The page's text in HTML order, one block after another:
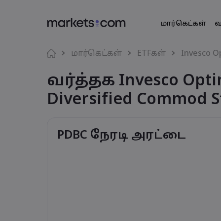
மார்கெட்கள்
அந்நிய
வியாபாரச்
பத்திரங்கள்
வர்த்தகத்
செயலி
MT4
எதற்காக
உலகளாவிய
எங்கள்
மொழி
English
English (Global)
English
English (EU)
Deutsch
German Spanish (Latam)
Nederlands العربية
Traditional Chinese Simplified Chinese
Bahasa Indonesia 한국어
மார்கெட்கள் ETFகள் Invesco
வர்த்தக Invesco
Diversified Commod
PDBC நேரடி அரட்டை